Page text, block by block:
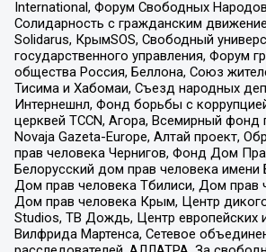
International, Форум Свободных
Солидарность с гражданским
Solidarus, КрымSOS, Свободный
государственного управления, Форум
общества Россия, Беллона, Союз
Тисима и Хабомаи, Съезд народных
Интернешнл, Фонд борьбы с
церквей TCCN, Агора, Всемирный фонд
Novaja Gazeta-Europe, Алтай проект,
прав человека Чернигов, Фонд Дом
Белорусский дом прав человека имени
Дом прав человека Тбилиси, Дом прав
Дом прав человека Крым, Центр
Studios, ТВ Дождь, Центр европейских
Вилфрида Мартенса, Сетевое